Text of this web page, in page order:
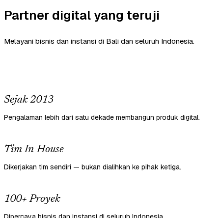
Partner digital yang teruji
Melayani bisnis dan instansi di Bali dan seluruh Indonesia.
Sejak 2013
Pengalaman lebih dari satu dekade membangun produk digital.
Tim In-House
Dikerjakan tim sendiri — bukan dialihkan ke pihak ketiga.
100+ Proyek